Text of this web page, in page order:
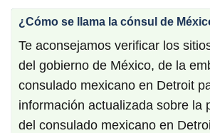
¿Cómo se llama la cónsul de
Te aconsejamos verificar los
del gobierno de México, de la
consulado mexicano en Detroit
información actualizada sobre la
del consulado mexicano en